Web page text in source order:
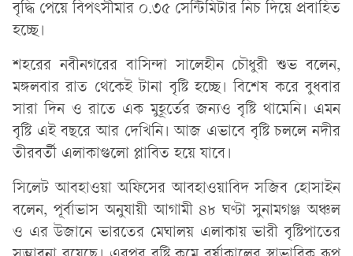
বৃদ্ধি পেয়ে বিপৎসীমার ০.৩৫ সেন্টিমিটার নিচ দিয়ে প্রবাহিত
হচ্ছে।
শহরের নবীনগরের বাসিন্দা সালেহীন চৌধুরী শুভ বলেন,
মঙ্গলবার রাত থেকেই টানা বৃষ্টি হচ্ছে। বিশেষ করে বুধবার
সারা দিন ও রাতে এক মুহূর্তের জন্যও বৃষ্টি থামেনি। এমন
বৃষ্টি এই বছরে আর দেখিনি। আজ এভাবে বৃষ্টি চললে নদীর
তীরবর্তী এলাকাগুলো প্লাবিত হয়ে যাবে।
সিলেট আবহাওয়া অফিসের আবহাওয়াবিদ সজিব হোসাইন
বলেন, পূর্বাভাস অনুযায়ী আগামী ৪৮ ঘণ্টা সুনামগঞ্জ অঞ্চল
ও এর উজানে ভারতের মেঘালয় এলাকায় ভারী বৃষ্টিপাতের